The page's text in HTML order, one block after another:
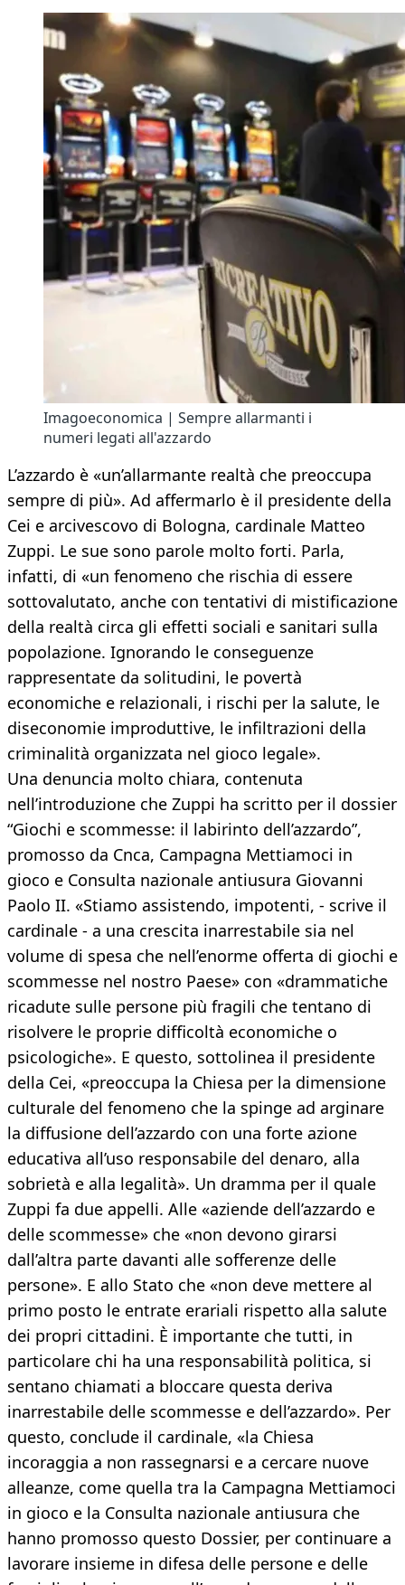
Imagoeconomica | Sempre allarmanti i
numeri legati all'azzardo
L’azzardo è «un’allarmante realtà che preoccupa
sempre di più». Ad affermarlo è il presidente della
Cei e arcivescovo di Bologna, cardinale Matteo
Zuppi. Le sue sono parole molto forti. Parla,
infatti, di «un fenomeno che rischia di essere
sottovalutato, anche con tentativi di mistificazione
della realtà circa gli effetti sociali e sanitari sulla
popolazione. Ignorando le conseguenze
rappresentate da solitudini, le povertà
economiche e relazionali, i rischi per la salute, le
diseconomie improduttive, le infiltrazioni della
criminalità organizzata nel gioco legale».
Una denuncia molto chiara, contenuta
nell’introduzione che Zuppi ha scritto per il dossier
“Giochi e scommesse: il labirinto dell’azzardo”,
promosso da Cnca, Campagna Mettiamoci in
gioco e Consulta nazionale antiusura Giovanni
Paolo II. «Stiamo assistendo, impotenti, - scrive il
cardinale - a una crescita inarrestabile sia nel
volume di spesa che nell’enorme offerta di giochi e
scommesse nel nostro Paese» con «drammatiche
ricadute sulle persone più fragili che tentano di
risolvere le proprie difficoltà economiche o
psicologiche». E questo, sottolinea il presidente
della Cei, «preoccupa la Chiesa per la dimensione
culturale del fenomeno che la spinge ad arginare
la diffusione dell’azzardo con una forte azione
educativa all’uso responsabile del denaro, alla
sobrietà e alla legalità». Un dramma per il quale
Zuppi fa due appelli. Alle «aziende dell’azzardo e
delle scommesse» che «non devono girarsi
dall’altra parte davanti alle sofferenze delle
persone». E allo Stato che «non deve mettere al
primo posto le entrate erariali rispetto alla salute
dei propri cittadini. È importante che tutti, in
particolare chi ha una responsabilità politica, si
sentano chiamati a bloccare questa deriva
inarrestabile delle scommesse e dell’azzardo». Per
questo, conclude il cardinale, «la Chiesa
incoraggia a non rassegnarsi e a cercare nuove
alleanze, come quella tra la Campagna Mettiamoci
in gioco e la Consulta nazionale antiusura che
hanno promosso questo Dossier, per continuare a
lavorare insieme in difesa delle persone e delle